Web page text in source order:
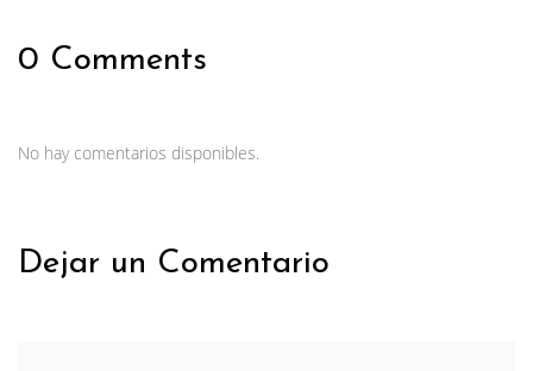
0 Comments
No hay comentarios disponibles.
Dejar un Comentario